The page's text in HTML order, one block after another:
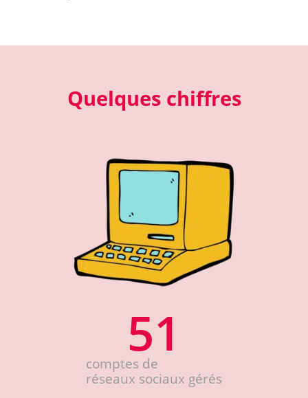
Quelques chiffres
comptes de
réseaux sociaux gérés
51